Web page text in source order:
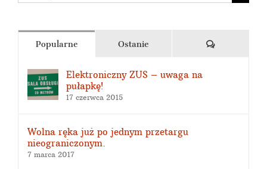
Popularne Ostanie Komentarze
Elektroniczny ZUS – uwaga na
pułapkę!
17 czerwca 2015
Wolna ręka już po jednym przetargu
nieograniczonym.
7 marca 2017